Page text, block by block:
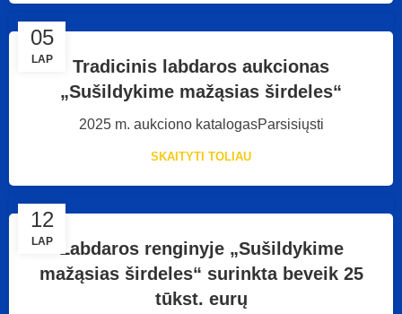
05
LAP
Tradicinis labdaros aukcionas
„Sušildykime mažąsias širdeles“
2025 m. aukciono katalogasParsisiųsti
SKAITYTI TOLIAU
12
LAP
Labdaros renginyje „Sušildykime
mažąsias širdeles“ surinkta beveik 25
tūkst. eurų